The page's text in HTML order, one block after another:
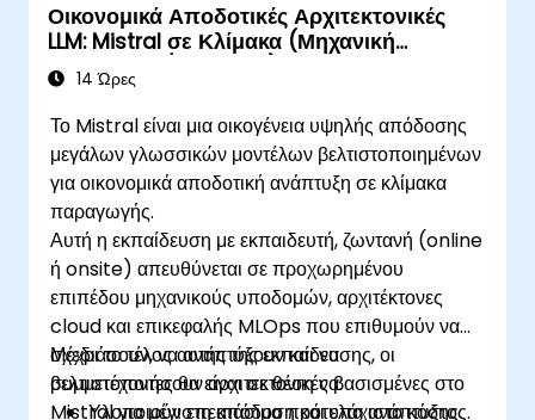
Οικονομικά Αποδοτικές Αρχιτεκτονικές
LLM: Mistral σε Κλίμακα (Μηχανική
Απόδοσης / Κόστους)
14 Ώρες
Το Mistral είναι μια οικογένεια υψηλής απόδοσης
μεγάλων γλωσσικών μοντέλων βελτιστοποιημένων
για οικονομικά αποδοτική ανάπτυξη σε κλίμακα
παραγωγής.
Αυτή η εκπαίδευση με εκπαιδευτή, ζωντανή (online
ή onsite) απευθύνεται σε προχωρημένου
επιπέδου μηχανικούς υποδομών, αρχιτέκτονες
cloud και επικεφαλής MLOps που επιθυμούν να
σχεδιάσουν, να αναπτύξουν και να
βελτιστοποιήσουν αρχιτεκτονικές βασισμένες στο
Mistral για μέγιστη απόδοση και ελάχιστο κόστος.
Μέχρι το τέλος αυτής της εκπαίδευσης, οι
συμμετέχοντες θα είναι σε θέση να:
Υλοποιούν επεκτάσιμα πρότυπα ανάπτυξης